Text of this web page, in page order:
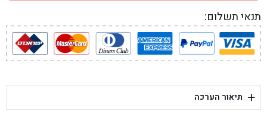
תנאי תשלום:
+ תיאור הערכה